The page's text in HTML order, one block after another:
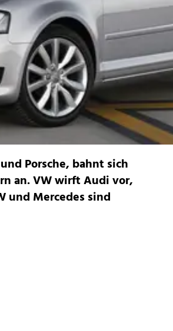
Porsche, bahnt sich
an. VW wirft Audi vor,
und Mercedes sind